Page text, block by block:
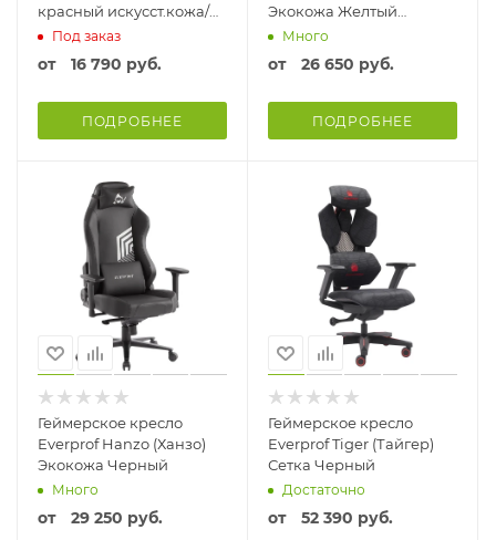
красный искусст.кожа/
ткань с подголов.
крестовина пластик
Ткань/экокожа
Под заказ
от 16 790 руб.
ПОДРОБНЕЕ
Экокожа Желтый
Желтый/Черный
Много
от 26 650 руб.
ПОДРОБНЕЕ
Геймерское кресло
Everprof Hanzo (Ханзо)
Экокожа Черный
Много
от 29 250 руб.
Геймерское кресло
Everprof Tiger (Тайгер)
Сетка Черный
Достаточно
от 52 390 руб.